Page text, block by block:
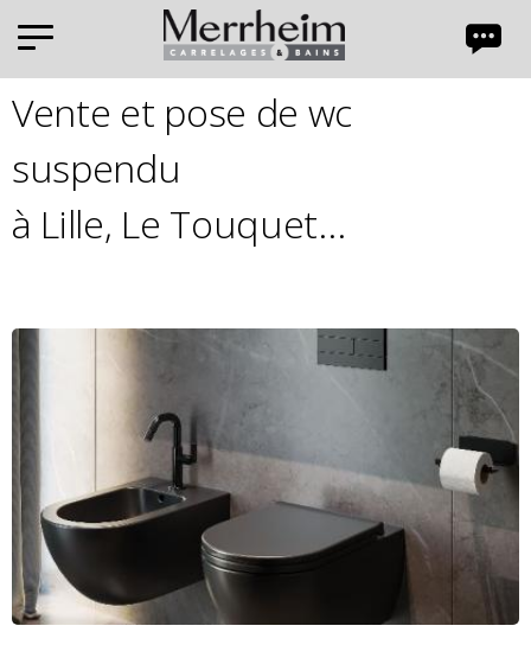
Vente et pose de wc
suspendu
à Lille, Le Touquet...
Panneau de gestion des cookies